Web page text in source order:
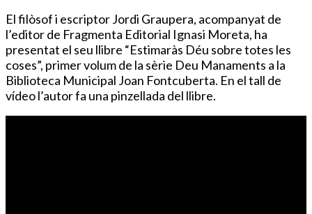
El filòsof i escriptor Jordi Graupera, acompanyat de
l’editor de Fragmenta Editorial Ignasi Moreta, ha
presentat el seu llibre “Estimaràs Déu sobre totes les
coses”, primer volum de la sèrie Deu Manaments a la
Biblioteca Municipal Joan Fontcuberta. En el tall de
vídeo l’autor fa una pinzellada del llibre.